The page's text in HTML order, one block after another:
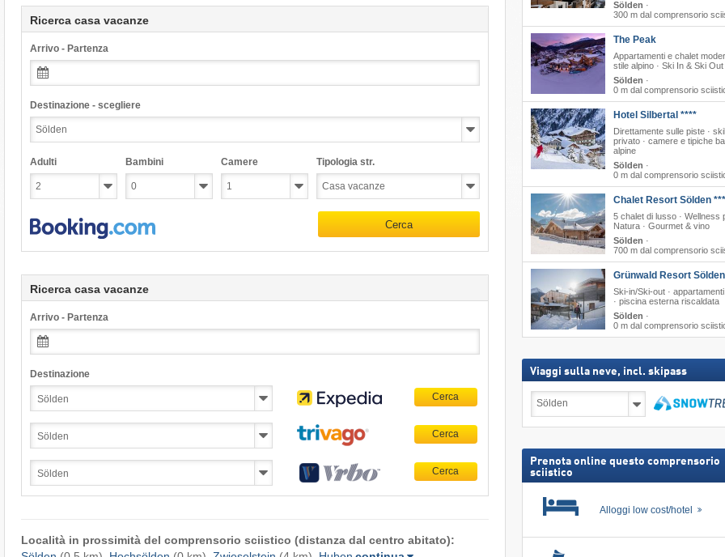
Ricerca casa vacanze
Arrivo - Partenza
Destinazione - scegliere
Adulti Bambini Camere Tipologia str.
Cerca
Ricerca casa vacanze
Arrivo - Partenza
Destinazione
Località in prossimità del comprensorio sciistico (distanza dal centro abitato):
Sölden ·
300 m dal comprensorio
The Peak
Appartamenti e chalet
stile alpino · Ski In & Ski Out
Sölden ·
0 m dal comprensorio
Hotel Silbertal ****
Direttamente sulle piste ·
privato · camere e tipiche
alpine
Sölden ·
0 m dal comprensorio
Chalet Resort Sölden
5 chalet di lusso · Wellness
Natura · Gourmet & vino
Sölden ·
700 m dal comprensorio
Grünwald Resort Sölden
Ski-in/Ski-out ·
· piscina esterna riscaldata
Sölden ·
0 m dal comprensorio
Viaggi sulla neve, incl. skipass
sulla
Prenota online questo comprensorio
sciistico
Alloggi low cost/hotel